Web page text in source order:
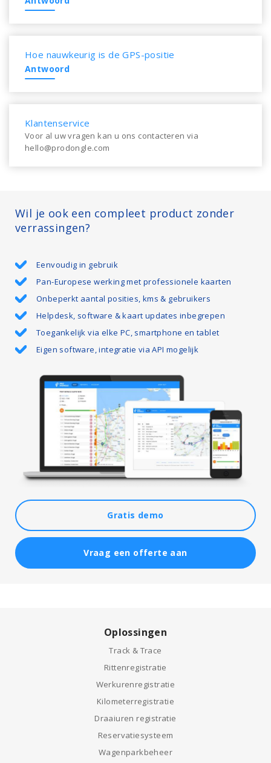
Hoe nauwkeurig is de GPS-positie
Antwoord
Klantenservice
Voor al uw vragen kan u ons contacteren via
hello@prodongle.com
Gratis demo
Vraag een offerte aan
Wil je ook een compleet product zonder
verrassingen?
Eenvoudig in gebruik
Pan-Europese werking met professionele kaarten
Onbeperkt aantal posities, kms & gebruikers
Helpdesk, software & kaart updates inbegrepen
Toegankelijk via elke PC, smartphone en tablet
Eigen software, integratie via API mogelijk
Oplossingen
Track & Trace
Rittenregistratie
Werkurenregistratie
Kilometerregistratie
Draaiuren registratie
Reservatiesysteem
Wagenparkbeheer